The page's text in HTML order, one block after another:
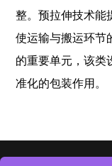
整。预拉伸技术能
使运输与搬运环节
的重要单元，该类
准化的包装作用。